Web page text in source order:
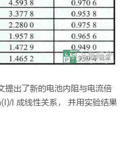
提出了新的电池内阻与电流倍
I 成线性关系， 并用实验结果